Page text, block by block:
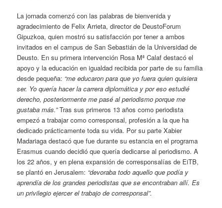
La jornada comenzó con las palabras de bienvenida y
agradecimiento de Felix Arrieta, director de DeustoForum
Gipuzkoa, quien mostró su satisfacción por tener a ambos
invitados en el campus de San Sebastián de la Universidad de
Deusto. En su primera intervención Rosa Mª Calaf destacó el
apoyo y la educación en igualdad recibida por parte de su familia
desde pequeña: “me educaron para que yo fuera quien quisiera
ser. Yo quería hacer la carrera diplomática y por eso estudié
derecho, posteriormente me pasé al periodismo porque me
gustaba más.”Tras sus primeros 13 años como periodista
empezó a trabajar como corresponsal, profesión a la que ha
dedicado prácticamente toda su vida. Por su parte Xabier
Madariaga destacó que fue durante su estancia en el programa
Erasmus cuando decidió que quería dedicarse al periodismo. A
los 22 años, y en plena expansión de corresponsalías de EiTB,
se plantó en Jerusalem: “devoraba todo aquello que podía y
aprendía de los grandes periodistas que se encontraban allí. Es
un privilegio ejercer el trabajo de corresponsal”.